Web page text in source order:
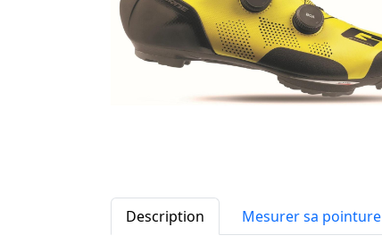
Description Mesurer sa pointure